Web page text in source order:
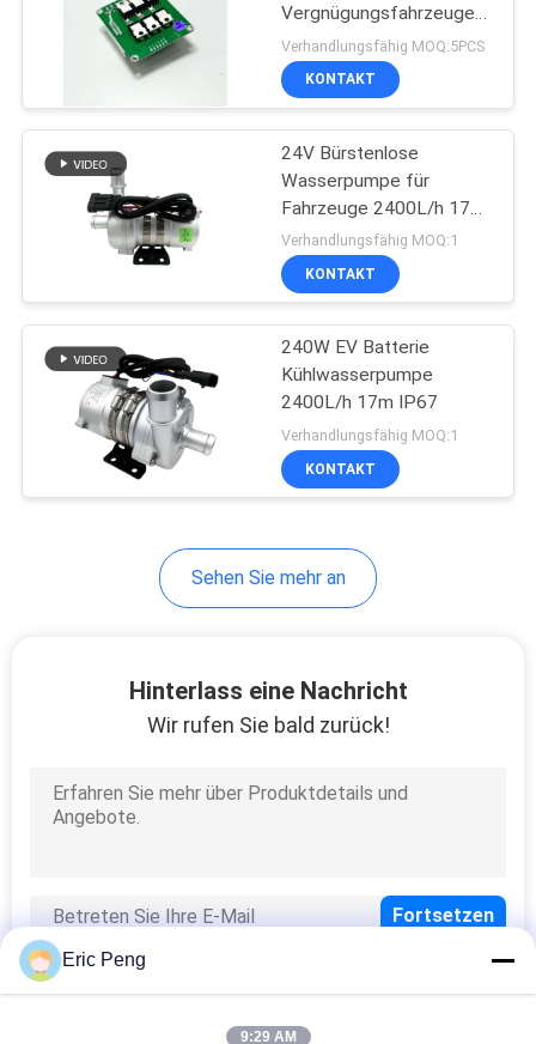
Schwanzloser DC-
Motor
57
Elektrisches Linear-
Verstellgerät
Deuterium-Lampen-
Kühlmittelpumpe
Vergnügungsfahrzeuge
oder E-Bikes
Verhandlungsfähig MOQ:5PCS
KONTAKT
24V Bürstenlose
Wasserpumpe für
Fahrzeuge 2400L/h 17m
IP67
Verhandlungsfähig MOQ:1
KONTAKT
240W EV Batterie
Kühlwasserpumpe
2400L/h 17m IP67
Verhandlungsfähig MOQ:1
KONTAKT
Sehen Sie mehr an
Hinterlass eine Nachricht
Wir rufen Sie bald zurück!
Eric Peng
9:29 AM